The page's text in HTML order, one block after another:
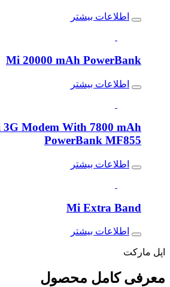
اطلاعات بیشتر
Mi 20000 mAh PowerBank
اطلاعات بیشتر
Modem With 7800 mAh
PowerBank MF855
اطلاعات بیشتر
Mi Extra Band
اطلاعات بیشتر
اپل مارکت
معرفی کامل محصول